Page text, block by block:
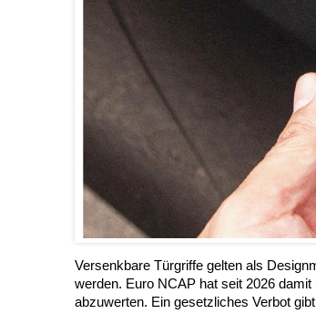
Versenkbare Türgriffe gelten als
werden. Euro NCAP hat seit 2026
abzuwerten. Ein gesetzliches Verbot